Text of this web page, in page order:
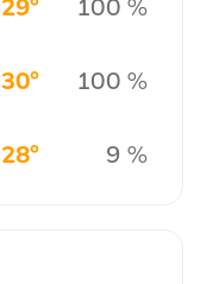
29° 100 %
30° 100 %
28° 9 %